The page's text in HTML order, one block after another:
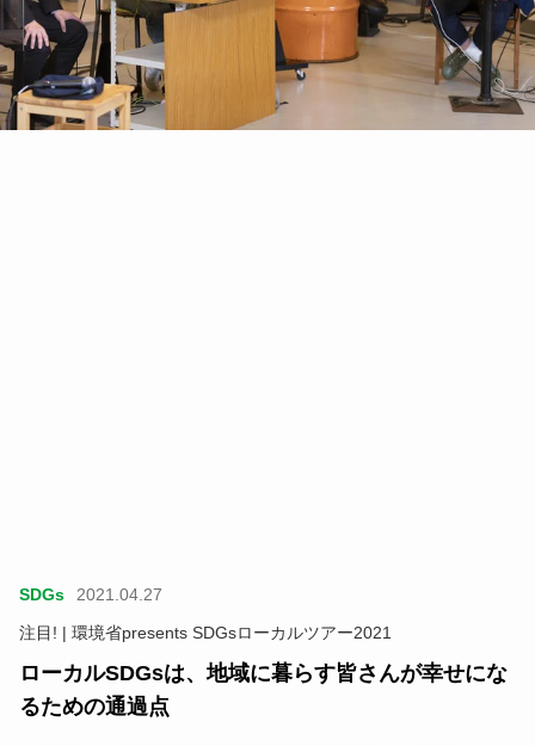
SDGs
2021.04.27
注目! | 環境省presents SDGsローカルツアー2021
ローカルSDGsは、地域に暮らす皆さんが幸せにな
るための通過点